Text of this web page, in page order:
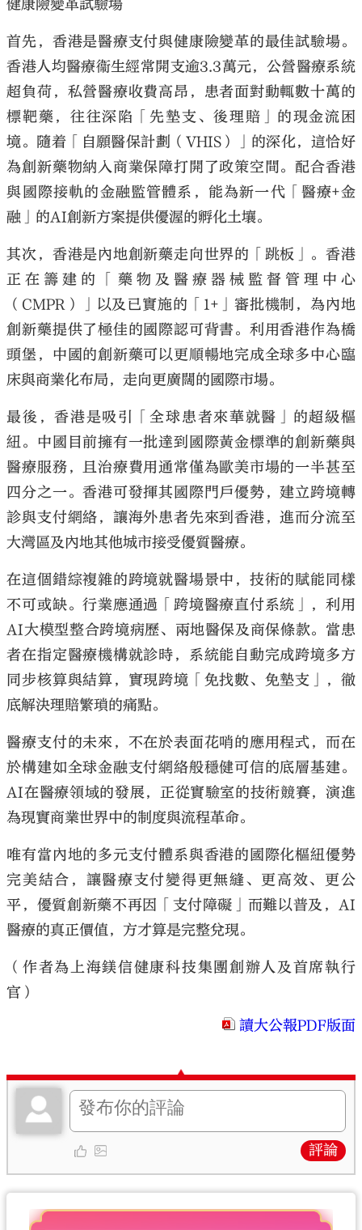
健康險變革試驗場
首先，香港是醫療支付與健康險變革的最佳試驗場。
香港人均醫療衞生經常開支逾3.3萬元，公營醫療系統
超負荷，私營醫療收費高昂，患者面對動輒數十萬的
標靶藥，往往深陷「先墊支、後理賠」的現金流困
境。隨着「自願醫保計劃（VHIS）」的深化，這恰好
為創新藥物納入商業保障打開了政策空間。配合香港
與國際接軌的金融監管體系，能為新一代「醫療+金
融」的AI創新方案提供優渥的孵化土壤。
其次，香港是內地創新藥走向世界的「跳板」。香港
正在籌建的「藥物及醫療器械監督管理中心
（CMPR）」以及已實施的「1+」審批機制，為內地
創新藥提供了極佳的國際認可背書。利用香港作為橋
頭堡，中國的創新藥可以更順暢地完成全球多中心臨
床與商業化布局，走向更廣闊的國際市場。
最後，香港是吸引「全球患者來華就醫」的超級樞
紐。中國目前擁有一批達到國際黃金標準的創新藥與
醫療服務，且治療費用通常僅為歐美市場的一半甚至
四分之一。香港可發揮其國際門戶優勢，建立跨境轉
診與支付網絡，讓海外患者先來到香港，進而分流至
大灣區及內地其他城市接受優質醫療。
在這個錯綜複雜的跨境就醫場景中，技術的賦能同樣
不可或缺。行業應通過「跨境醫療直付系統」，利用
AI大模型整合跨境病歷、兩地醫保及商保條款。當患
者在指定醫療機構就診時，系統能自動完成跨境多方
同步核算與結算，實現跨境「免找數、免墊支」，徹
底解決理賠繁瑣的痛點。
醫療支付的未來，不在於表面花哨的應用程式，而在
於構建如全球金融支付網絡般穩健可信的底層基建。
AI在醫療領域的發展，正從實驗室的技術競賽，演進
為現實商業世界中的制度與流程革命。
唯有當內地的多元支付體系與香港的國際化樞紐優勢
完美結合，讓醫療支付變得更無縫、更高效、更公
平，優質創新藥不再因「支付障礙」而難以普及，AI
醫療的真正價值，方才算是完整兌現。
（作者為上海鎂信健康科技集團創辦人及首席執行
官）
讀大公報PDF版面
評論